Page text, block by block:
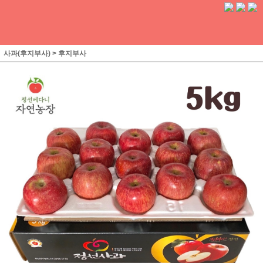
사과(후지부사) > 후지부사